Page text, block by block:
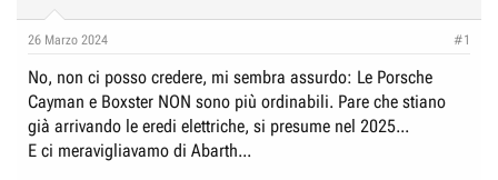
e
i
s
c
z
i
o
26 Marzo 2024 #1
No, non ci posso credere, mi sembra assurdo: Le Porsche
Cayman e Boxster NON sono più ordinabili. Pare che stiano
già arrivando le eredi elettriche, si presume nel 2025...
E ci meravigliavamo di Abarth...